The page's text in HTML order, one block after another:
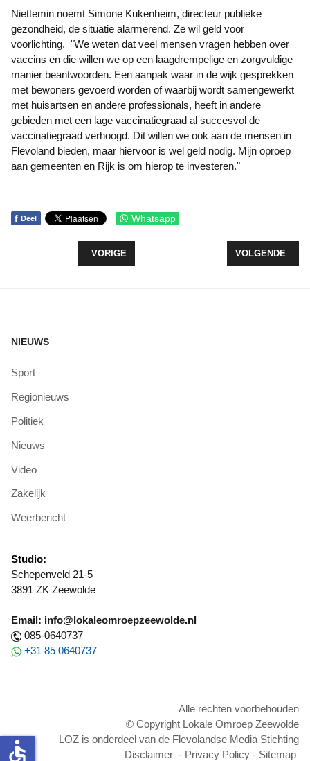
Niettemin noemt Simone Kukenheim, directeur publieke
gezondheid, de situatie alarmerend. Ze wil geld voor
voorlichting. "We weten dat veel mensen vragen hebben over
vaccins en die willen we op een laagdrempelige en zorgvuldige
manier beantwoorden. Een aanpak waar in de wijk gesprekken
met bewoners gevoerd worden of waarbij wordt samengewerkt
met huisartsen en andere professionals, heeft in andere
gebieden met een lage vaccinatiegraad al succesvol de
vaccinatiegraad verhoogd. Dit willen we ook aan de mensen in
Flevoland bieden, maar hiervoor is wel geld nodig. Mijn oproep
aan gemeenten en Rijk is om hierop te investeren."
f Deel Whatsapp
VORIG ARTIKEL: WOZ-WAARDEN STIJGEN
VORIGE VOLGENDE
VOLGENDE
NIEUWS
Sport
Regionieuws
Politiek
Nieuws
Video
Zakelijk
Weerbericht
Studio:
Schepenveld 21-5
3891 ZK Zeewolde
Email: info@lokaleomroepzeewolde.nl
085-0640737
+31 85 0640737
Alle rechten voorbehouden
© Copyright Lokale Omroep Zeewolde
LOZ is onderdeel van de Flevolandse Media Stichting
Disclaimer - Privacy Policy - Sitemap
accessible